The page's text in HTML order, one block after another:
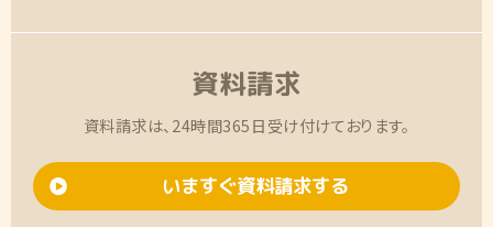
資料請求
資料請求は、24時間365日受け付けております。
いますぐ資料請求する